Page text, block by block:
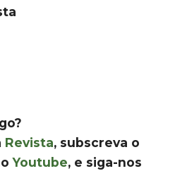
Revista, subscreva o
Youtube, e siga-nos